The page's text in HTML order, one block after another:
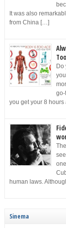
It was also
from China […]
Do
go-
you get your 8
human laws.
Sinema